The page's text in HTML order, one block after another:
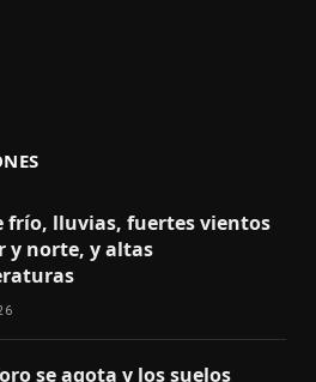
frío, lluvias, fuertes vientos
y norte, y altas
se agota y los suelos